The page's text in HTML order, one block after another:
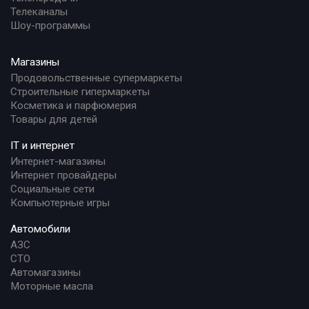
Телеканалы
Шоу-программы
Магазины
Продовольственные супермаркеты
Строительные гипермаркеты
Косметика и парфюмерия
Товары для детей
IT и интернет
Интернет-магазины
Интернет провайдеры
Социальные сети
Компьютерные игры
Автомобили
АЗС
СТО
Автомагазины
Моторные масла